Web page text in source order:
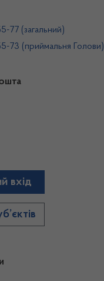
77 (загальний)
73 (приймальня Голови)
вхід